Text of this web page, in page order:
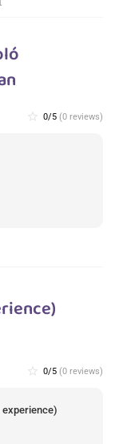
star_border 0/5 (0 reviews)
star_border 0/5 (0 reviews)